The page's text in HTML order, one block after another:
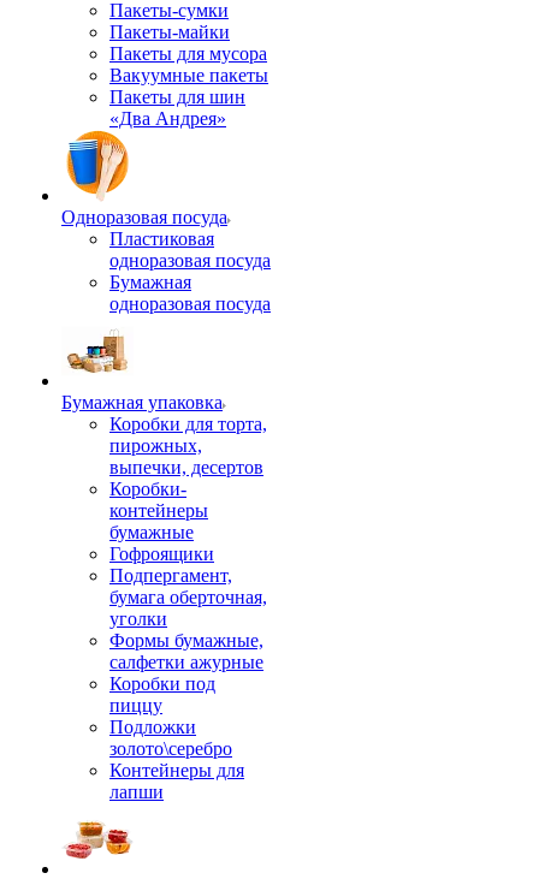
Пакеты-сумки
Пакеты-майки
Пакеты для мусора
Вакуумные пакеты
Пакеты для шин
«Два Андрея»
Одноразовая посуда
Пластиковая
одноразовая посуда
Бумажная
одноразовая посуда
Бумажная упаковка
Коробки для торта,
пирожных,
выпечки, десертов
Коробки-
контейнеры
бумажные
Гофроящики
Подпергамент,
бумага оберточная,
уголки
Формы бумажные,
салфетки ажурные
Коробки под
пиццу
Подложки
золото\серебро
Контейнеры для
лапши